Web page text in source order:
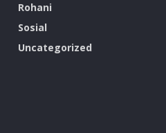
Rohani
Sosial
Uncategorized